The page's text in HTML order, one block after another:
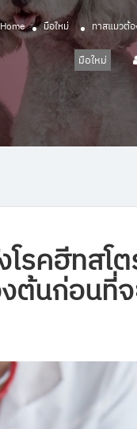
Home มือใหม่ ทาสแมวต้
มือใหม่
รคฮีทสโ
ต้นก่อนที่จ